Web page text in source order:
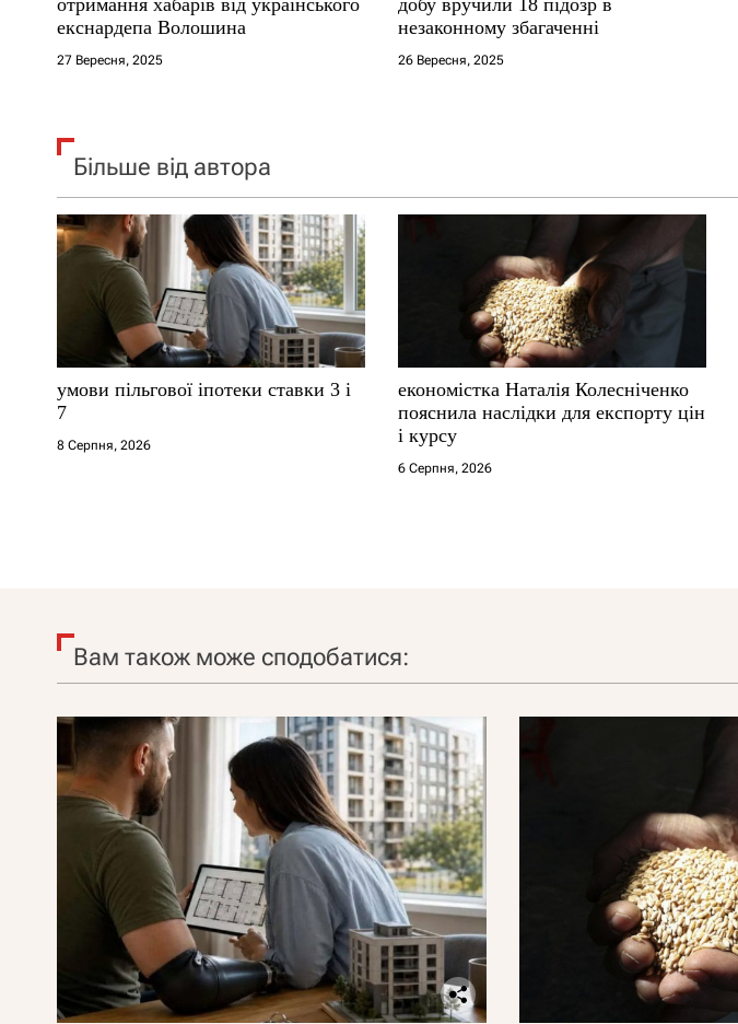
в
отримання хабарів від українського
екснардепа Волошина
27 Вересня, 2025
добу вручили 18 підозр в
незаконному збагаченні
26 Вересня, 2025
Більше від автора
умови пільгової іпотеки ставки 3 і
7
8 Серпня, 2026
економістка Наталія Колесніченко
пояснила наслідки для експорту цін
і курсу
6 Серпня, 2026
Вам також може сподобатися: